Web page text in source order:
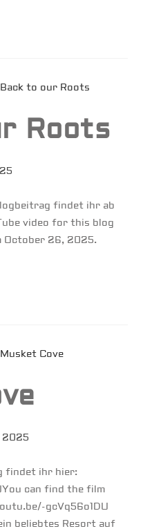
Roots
findet ihr ab
video for this blog
October 26, 2025.
2025
findet ihr hier:
can find the film
gcVq56o1DU
beliebtes Resort auf